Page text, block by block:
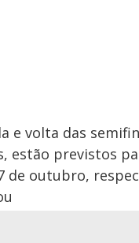
e volta das
estão previstos
de outubro,